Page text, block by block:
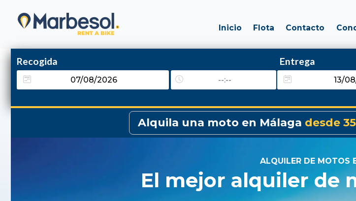
Inicio Flota Contacto
Recogida Entrega
Alquila una moto en Málaga desde
ALQUILER DE MOTOS
El mejor alquiler de